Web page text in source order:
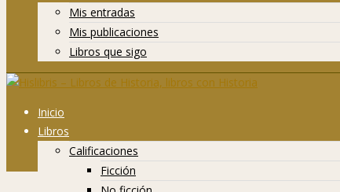
Mis entradas
Mis publicaciones
Libros que sigo
Inicio
Libros
Calificaciones
Ficción